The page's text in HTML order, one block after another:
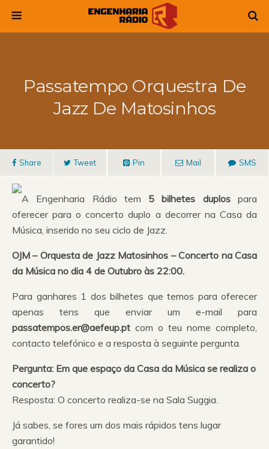
Passatempo Orquestra De
Jazz De Matosinhos
Share Tweet Pin Mail SMS
A Engenharia Rádio tem 5 bilhetes duplospara
oferecer para o concerto duplo a decorrer na Casa da
Música, inserido no seu ciclo de Jazz.
OJM – Orquesta de Jazz Matosinhos – Concerto na Casa
da Música no dia 4 de Outubro às 22:00.
Para ganhares 1 dos bilhetes que temos para oferecer
apenas tens que enviar um e-mail para
passatempos.er@aefeup.pt com o teu nome completo,
contacto telefónico e a resposta à seguinte pergunta.
Pergunta: Em que espaço da Casa da Música se realiza o
concerto?
Resposta: O concerto realiza-se na Sala Suggia.
Já sabes, se fores um dos mais rápidos tens lugar
garantido!